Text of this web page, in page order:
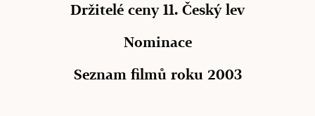
Držitelé ceny 11. Český lev
Nominace
Seznam filmů roku 2003